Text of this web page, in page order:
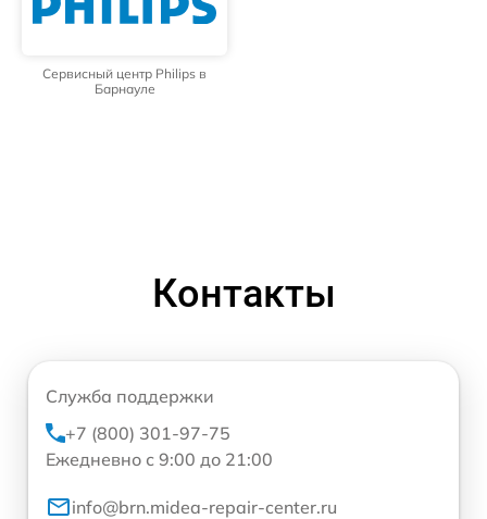
Сервисный центр Philips в
Барнауле
Контакты
Служба поддержки
+7 (800) 301-97-75
Ежедневно с 9:00 до 21:00
info@brn.midea-repair-center.ru